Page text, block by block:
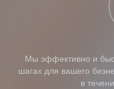
Мы эффективно и
шагах для вашего
в